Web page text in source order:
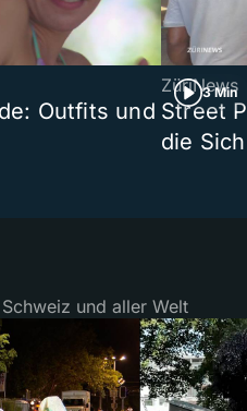
Outfits und
3 Min
ZüriNews
Street
die
und aller Welt